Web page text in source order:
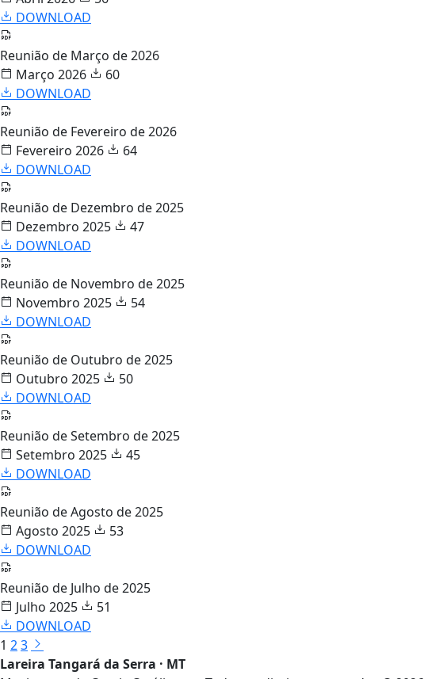
DOWNLOAD
Reunião de Março de 2026
Março 2026
60
DOWNLOAD
Reunião de Fevereiro de 2026
Fevereiro 2026
64
DOWNLOAD
Reunião de Dezembro de 2025
Dezembro 2025
47
DOWNLOAD
Reunião de Novembro de 2025
Novembro 2025
54
DOWNLOAD
Reunião de Outubro de 2025
Outubro 2025
50
DOWNLOAD
Reunião de Setembro de 2025
Setembro 2025
45
DOWNLOAD
Reunião de Agosto de 2025
Agosto 2025
53
DOWNLOAD
Reunião de Julho de 2025
Julho 2025
51
DOWNLOAD
1 23
Lareira Tangará da Serra · MT